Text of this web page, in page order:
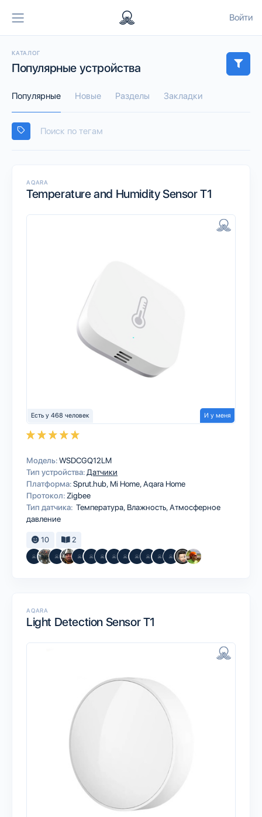
Войти
КАТАЛОГ
Популярные устройства
Популярные Новые Разделы Закладки
AQARA
Temperature and Humidity Sensor T1
Есть у 468 человек И у меня
Модель:WSDCGQ12LM
Тип устройства: Датчики
Платформа:Sprut.hub Mi HomeAqara Home
Протокол: Zigbee
Тип датчика: Температура, Влажность, Атмосферное
давление
10 2
AQARA
Light Detection Sensor T1